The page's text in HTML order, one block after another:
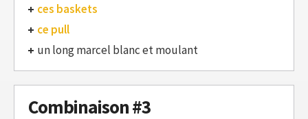
ces baskets
ce pull
un long marcel blanc et moulant
Combinaison #3